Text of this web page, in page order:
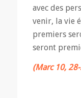
avec des
venir, la vie
premiers
seront
(Marc 10,